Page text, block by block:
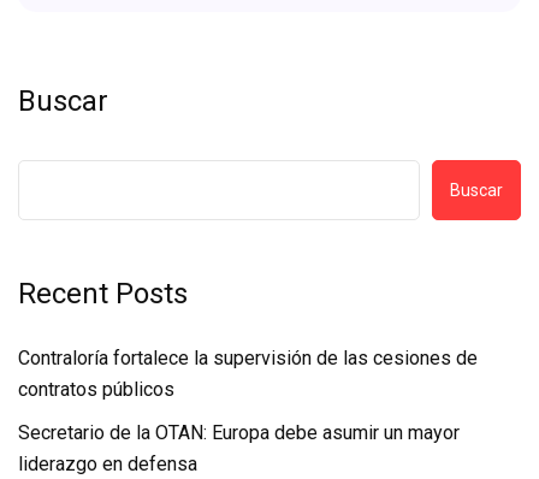
Buscar
Buscar
Recent Posts
Contraloría fortalece la supervisión de las cesiones de
contratos públicos
Secretario de la OTAN: Europa debe asumir un mayor
liderazgo en defensa